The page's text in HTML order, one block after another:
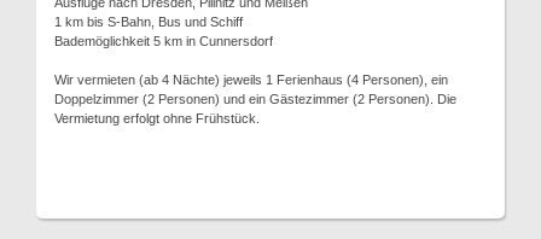
1 km bis S-Bahn, Bus und Schiff
Bademöglichkeit 5 km in Cunnersdorf
Wir vermieten (ab 4 Nächte) jeweils 1 Ferienhaus (4 Personen), ein
Doppelzimmer (2 Personen) und ein Gästezimmer (2 Personen). Die
Vermietung erfolgt ohne Frühstück.